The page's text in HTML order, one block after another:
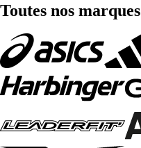
Toutes nos marques